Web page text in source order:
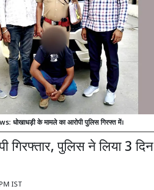
धोखाधड़ी के मामले का आरोपी पुलिस गिरफ्त में।
गिरफ्तार, पुलिस ने लिया 3
IST